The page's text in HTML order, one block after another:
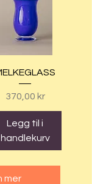
Pris
370,00 kr
Legg til i
handlekurv
mer